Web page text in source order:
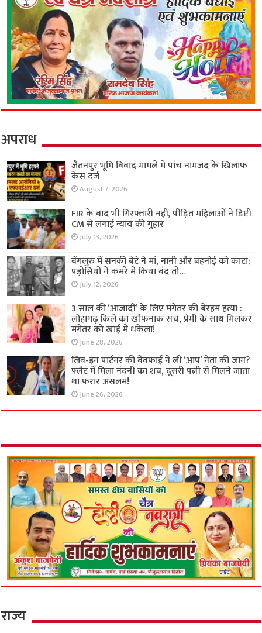
अपराध
जैतनपुर भूमि विवाद मामले में पांच नामजद के खिलाफ
केस दर्ज
August 7, 2026
FIR के बाद भी गिरफ्तारी नहीं, पीड़ित महिलाओं ने डिप्टी
CM से लगाई न्याय की गुहार
July 13, 2026
बेंगलुरु में सनकी बेटे ने मां, नानी और बहनोई को काटा;
पड़ोसियों ने कमरे में किया बंद तो…
July 12, 2026
3 साल की ‘आजादी’ के लिए मंगेतर की बेरहम हत्या :
लोहागढ़ किले का खौफनाक सच, प्रेमी के साथ मिलकर
मंगेतर को खाई में धकेला!
June 28, 2026
लिव-इन पार्टनर की बेवफाई ने ली ‘आप’ नेता की जान?
फ्लैट में मिला नंदनी का शव, दूसरी पत्नी से मिलने जाता
था फरार असलम!
June 26, 2026
राज्य